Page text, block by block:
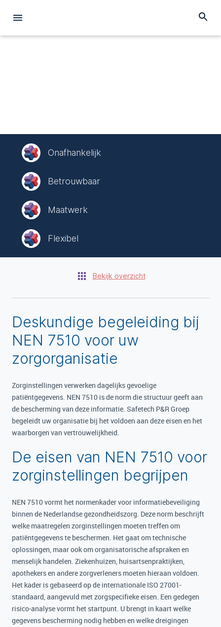
Onafhankelijk
Betrouwbaar
Maatwerk
Flexibel
Bekijk overzicht
Deskundige begeleiding bij
NEN 7510 voor uw
zorgorganisatie
Zorginstellingen verwerken dagelijks gevoelige
patiëntgegevens. NEN 7510 is de norm die structuur geeft aan
de bescherming van deze informatie. Safetech P&R Groep
begeleidt uw organisatie bij het voldoen aan deze eisen en het
waarborgen van vertrouwelijkheid.
De eisen van NEN 7510 voor
zorginstellingen begrijpen
NEN 7510 vormt het normenkader voor informatiebeveiliging
binnen de Nederlandse gezondheidszorg. Deze norm beschrijft
welke maatregelen zorginstellingen moeten treffen om
patiëntgegevens te beschermen. Het gaat om technische
oplossingen, maar ook om organisatorische afspraken en
menselijk handelen. Ziekenhuizen, huisartsenpraktijken,
apothekers en andere zorgverleners moeten hieraan voldoen.
Het kader is gebaseerd op de internationale ISO 27001-
standaard, aangevuld met zorgspecifieke eisen. Een gedegen
risico-analyse vormt het startpunt. U brengt in kaart welke
gegevens bescherming nodig hebben en welke dreigingen